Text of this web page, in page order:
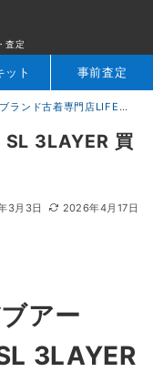
査定
ット 事前査定
ランド古着専門店LIFE
3LAYER 買
3月3日 2026年4月17日
アー
3LAYER